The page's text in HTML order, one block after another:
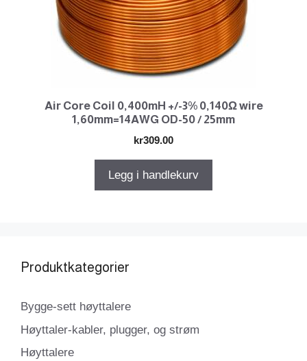
Air Core Coil 0,400mH +/-3% 0,140Ω wire
1,60mm=14AWG OD-50 / 25mm
kr309.00
Legg i handlekurv
Produktkategorier
Bygge-sett høyttalere
Høyttaler-kabler, plugger, og strøm
Høyttalere